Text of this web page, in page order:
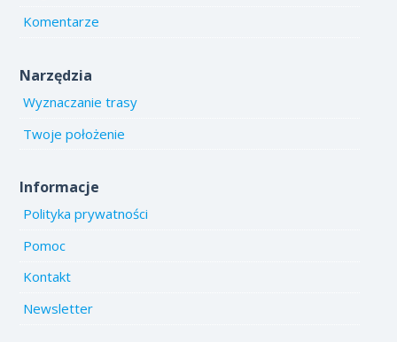
Komentarze
Narzędzia
Wyznaczanie trasy
Twoje położenie
Informacje
Polityka prywatności
Pomoc
Kontakt
Newsletter